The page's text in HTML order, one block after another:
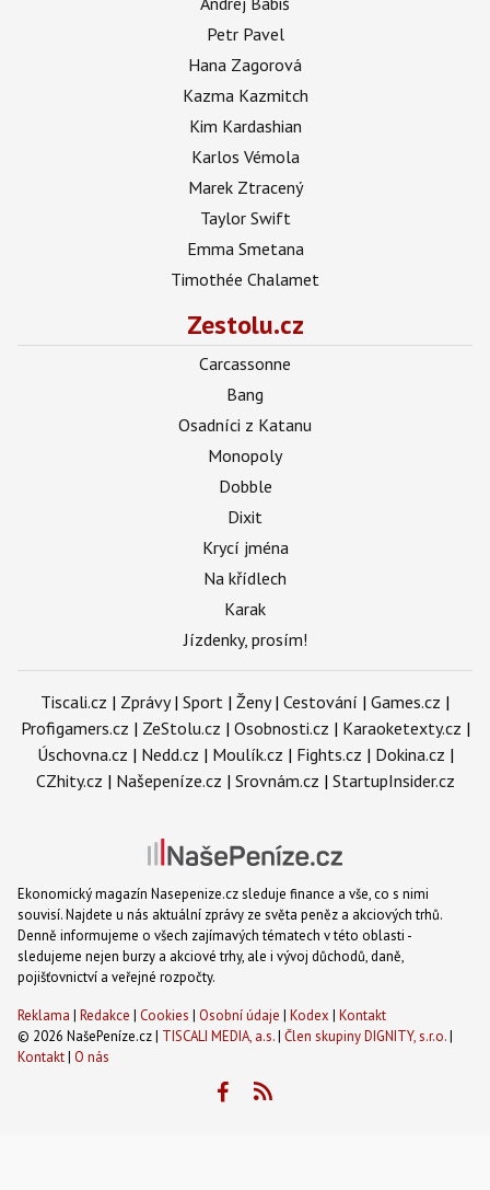
Petr Pavel
Hana Zagorová
Kazma Kazmitch
Kim Kardashian
Karlos Vémola
Marek Ztracený
Taylor Swift
Emma Smetana
Timothée Chalamet
Zestolu.cz
Carcassonne
Bang
Osadníci z Katanu
Monopoly
Dobble
Dixit
Krycí jména
Na křídlech
Karak
Jízdenky, prosím!
Tiscali.cz | Zprávy| Sport | Ženy| Cestování | Games.cz |
Profigamers.cz | ZeStolu.cz | Osobnosti.cz | Karaoketexty.cz |
Úschovna.cz | Nedd.cz | Moulík.cz | Fights.cz | Dokina.cz |
CZhity.cz | Našepeníze.cz | Srovnám.cz | StartupInsider.cz
Ekonomický magazín Nasepenize.cz sleduje finance a vše, co s nimi
souvisí. Najdete u nás aktuální zprávy ze světa peněz a akciových trhů.
Denně informujeme o všech zajímavých tématech v této oblasti -
sledujeme nejen burzy a akciové trhy, ale i vývoj důchodů, daně,
pojišťovnictví a veřejné rozpočty.
Reklama | Redakce | Cookies | Osobní údaje | Kodex | Kontakt
© 2026 NašePeníze.cz | TISCALI MEDIA, a.s.| Člen skupiny DIGNITY, s.r.o.|
Kontakt| O nás